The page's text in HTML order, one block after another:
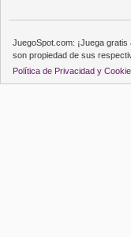
JuegoSpot.com: ¡Juega
son propiedad de sus
Política de Privacidad y